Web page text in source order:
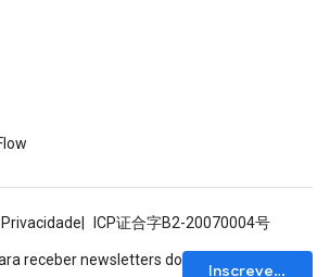
Privacidade
ICP证合字B2-20070004号
receber newsletters do
Inscrever-se